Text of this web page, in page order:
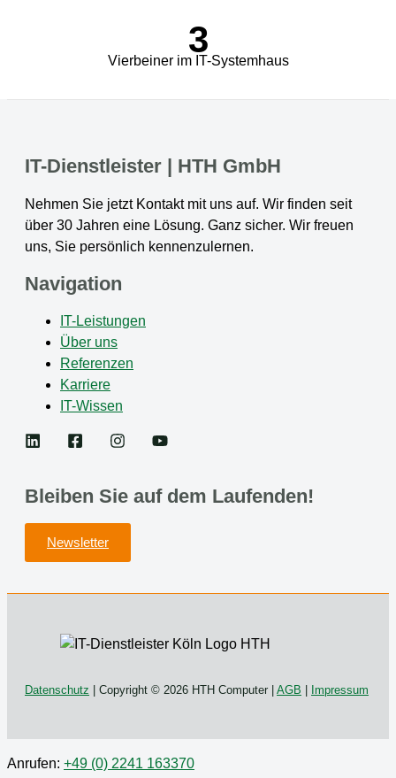
3
Vierbeiner im IT-Systemhaus
IT-Dienstleister | HTH GmbH
Nehmen Sie jetzt Kontakt mit uns auf. Wir finden seit
über 30 Jahren eine Lösung. Ganz sicher. Wir freuen
uns, Sie persönlich kennenzulernen.
Navigation
IT-Leistungen
Über uns
Referenzen
Karriere
IT-Wissen
Bleiben Sie auf dem Laufenden!
Newsletter
Datenschutz | Copyright © 2026 HTH Computer | AGB Impressum
Anrufen: +49 (0) 2241 163370